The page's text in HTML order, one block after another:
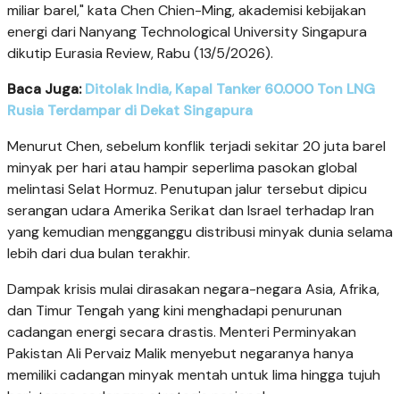
miliar barel," kata Chen Chien-Ming, akademisi kebijakan
energi dari Nanyang Technological University Singapura
dikutip Eurasia Review, Rabu (13/5/2026).
Baca Juga:Ditolak India, Kapal Tanker 60.000 Ton LNG
Rusia Terdampar di Dekat Singapura
Menurut Chen, sebelum konflik terjadi sekitar 20 juta barel
minyak per hari atau hampir seperlima pasokan global
melintasi Selat Hormuz. Penutupan jalur tersebut dipicu
serangan udara Amerika Serikat dan Israel terhadap Iran
yang kemudian mengganggu distribusi minyak dunia selama
lebih dari dua bulan terakhir.
Dampak krisis mulai dirasakan negara-negara Asia, Afrika,
dan Timur Tengah yang kini menghadapi penurunan
cadangan energi secara drastis. Menteri Perminyakan
Pakistan Ali Pervaiz Malik menyebut negaranya hanya
memiliki cadangan minyak mentah untuk lima hingga tujuh